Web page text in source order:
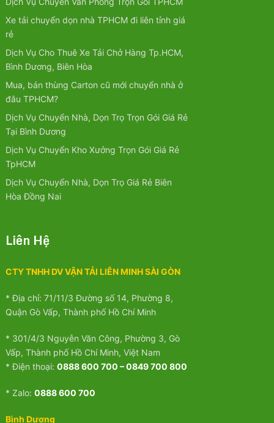
Xe tải chuyển dọn nhà TPHCM đi liên tỉnh giá
rẻ
Dịch Vụ Cho Thuê Xe Tải Chở Hàng Tp.HCM,
Bình Dương, Biên Hòa
Mua, bán thùng Carton cũ mới chuyển nhà ở
đâu TPHCM?
Dịch Vụ Chuyển Nhà, Dọn Trọ Trọn Gói Giá Rẻ
Tại Bình Dương
Dịch Vụ Chuyển Kho Xưởng Trọn Gói Giá Rẻ
TpHCM
Dịch Vụ Chuyển Nhà, Dọn Trọ Giá Rẻ Biên
Hòa Đồng Nai
Liên Hệ
CTY TNHH DV VẬN TẢI LIÊN MINH SÀI GÒN
* Địa chỉ: 71/11/3 Đường số 14, Phường 8,
Quận Gò Vấp, Thành phố Hồ Chí Minh
* 301/4/3 Nguyễn Văn Công, Phường 3, Gò
Vấp, Thành phố Hồ Chí Minh, Việt Nam
* Điện thoại: 0888 600 700 – 0849 700 800
* Zalo: 0888 600 700
Bình Dương